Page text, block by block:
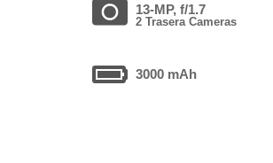
13-MP, f/1.7
2 Trasera Cameras
3000 mAh